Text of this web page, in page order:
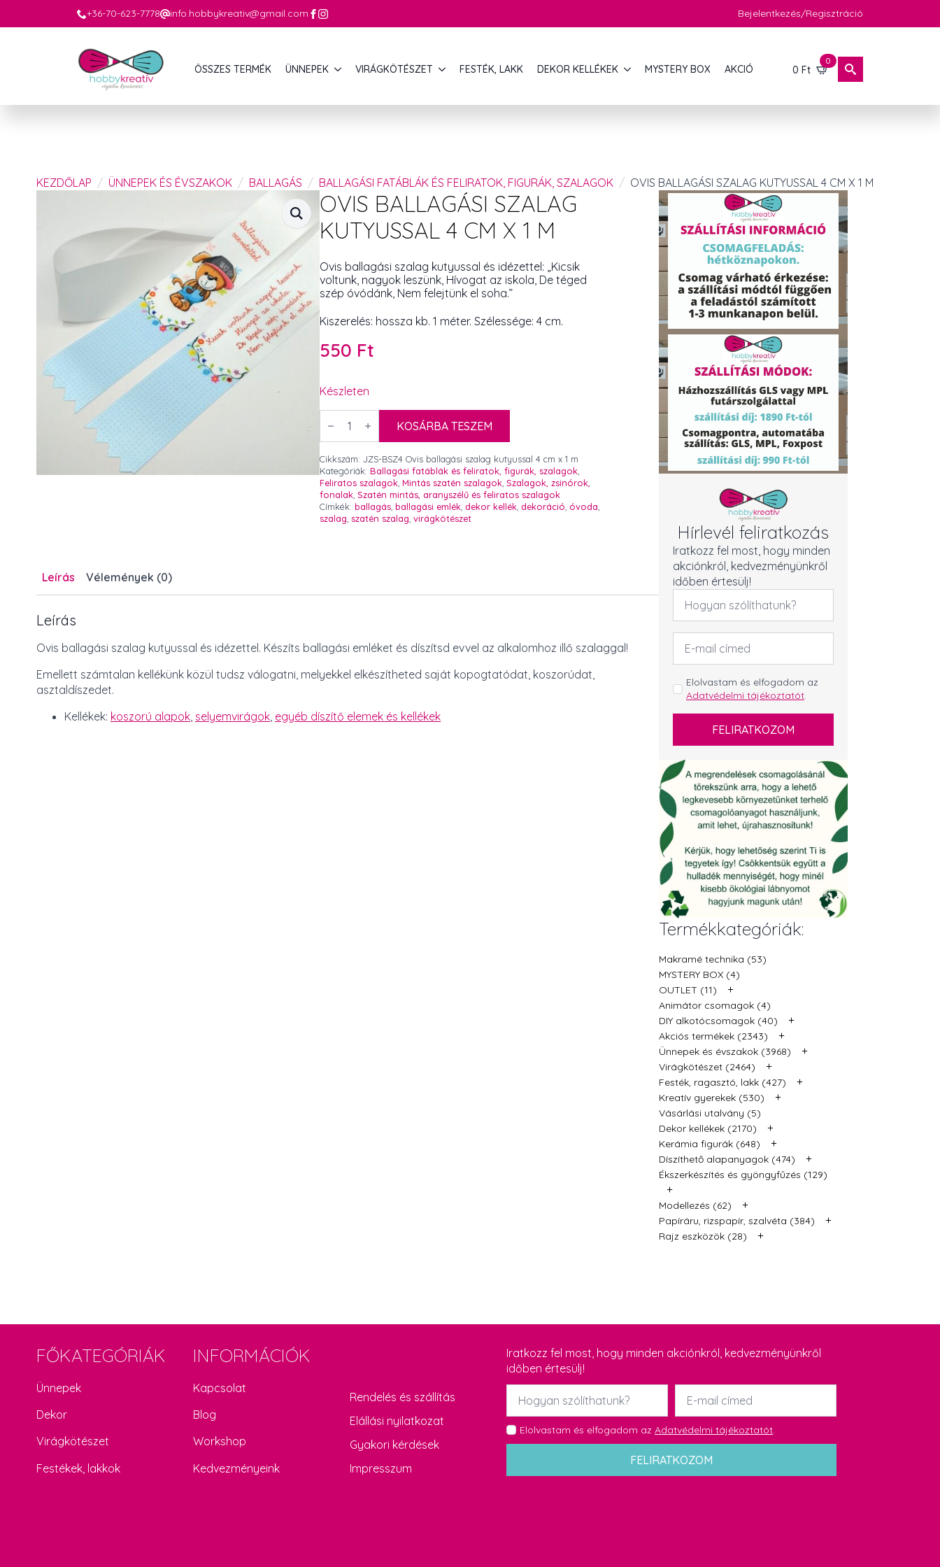
+36-70-623-7778 info.hobbykreativ@gmail.com Bejelentkezés/Regisztráció
ÖSSZES TERMÉK ÜNNEPEK VIRÁGKÖTÉSZET FESTÉK, LAKK DEKOR KELLÉKEK MYSTERY BOX AKCIÓ 0 Ft
0
KEZDŐLAP ÜNNEPEK ÉS ÉVSZAKOK BALLAGÁS BALLAGÁSI FATÁBLÁK ÉS FELIRATOK, FIGURÁK, SZALAGOK OVIS BALLAGÁSI SZALAG KUTYUSSAL 4 CM X 1 M
OVIS BALLAGÁSI SZALAG
KUTYUSSAL 4 CM X 1 M
Ovis ballagási szalag kutyussal és idézettel: „Kicsik
voltunk, nagyok leszünk, Hívogat az iskola, De téged
szép óvódánk, Nem felejtünk el soha.”
Kiszerelés: hossza kb. 1 méter. Szélessége: 4 cm.
550 Ft
Készleten
Ovis
ballagási
4
cm
x
1
m
mennyiség
KOSÁRBA TESZEM
Cikkszám: JZS-BSZ4 Ovis ballagási szalag kutyussal 4 cm x 1 m
Kategóriák: Ballagási fatáblák és feliratok, figurák, szalagok,
Feliratos szalagok, Mintás szatén szalagok, Szalagok, zsinórok,
fonalak, Szatén mintás, aranyszélű és feliratos szalagok
Címkék: ballagás, ballagási emlék, dekor kellék, dekoráció, óvoda,
szalag, szatén szalag, virágkötészet
Leírás Vélemények (0)
Leírás
Ovis ballagási szalag kutyussal és idézettel. Készíts ballagási emléket és díszítsd evvel az alkalomhoz illő szalaggal!
Emellett számtalan kellékünk közül tudsz válogatni, melyekkel elkészítheted saját kopogtatódat, koszorúdat,
asztaldíszedet.
Kellékek: koszorú alapok, selyemvirágok, egyéb díszítő elemek és kellékek
Hírlevél feliratkozás
Iratkozz fel most, hogy minden
akciónkról, kedvezményünkről
időben értesülj!
Név
Email
cím
GDPR
*
Elolvastam és elfogadom az
Adatvédelmi tájékoztatót.
FELIRATKOZOM
Termékkategóriák:
Makramé technika (53)
MYSTERY BOX (4)
OUTLET (11)
+
Animátor csomagok (4)
DIY alkotócsomagok (40)
+
Akciós termékek (2343) +
Ünnepek és évszakok (3968) +
Virágkötészet (2464) +
Festék, ragasztó, lakk (427) +
Kreatív gyerekek (530) +
Vásárlási utalvány (5)
Dekor kellékek (2170)
+
Kerámia figurák (648) +
Díszíthető alapanyagok (474) +
Ékszerkészítés és gyöngyfűzés (129)
+
Modellezés (62) +
Papíráru, rizspapír, szalvéta (384) +
Rajz eszközök (28) +
FŐKATEGÓRIÁK
Ünnepek
Dekor
Virágkötészet
Festékek, lakkok
INFORMÁCIÓK
Kapcsolat
Blog
Workshop
Kedvezményeink
Rendelés és szállítás
Elállási nyilatkozat
Gyakori kérdések
Impresszum
Iratkozz fel most, hogy minden akciónkról, kedvezményünkről
időben értesülj!
Név
Email
GDPR
*
Elolvastam és elfogadom az Adatvédelmi tájékoztatót
FELIRATKOZOM